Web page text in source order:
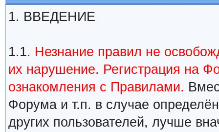
1. ВВЕДЕНИЕ
1.1. Незнание правил не
их нарушение. Регистрация на
ознакомления с Правилами.
Форума и т.п. в случае
других пользователей, лучше